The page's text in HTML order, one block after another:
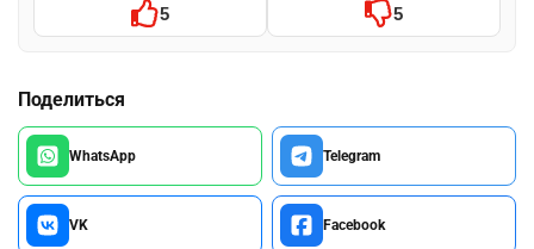
5 5
Поделиться
WhatsApp Telegram
VK Facebook